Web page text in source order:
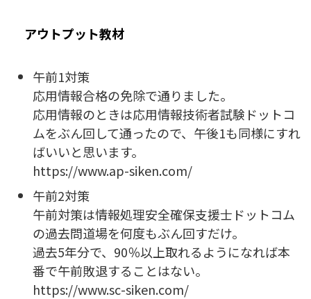
アウトプット教材
午前1対策
応用情報合格の免除で通りました。
応用情報のときは応用情報技術者試験ドットコ
ムをぶん回して通ったので、午後1も同様にすれ
ばいいと思います。
https://www.ap-siken.com/
午前2対策
午前対策は情報処理安全確保支援士ドットコム
の過去問道場を何度もぶん回すだけ。
過去5年分で、90％以上取れるようになれば本
番で午前敗退することはない。
https://www.sc-siken.com/